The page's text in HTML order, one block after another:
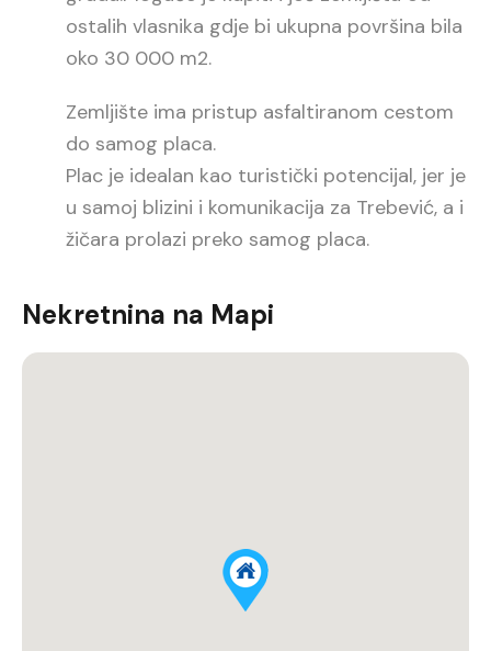
ostalih vlasnika gdje bi ukupna površina bila
oko 30 000 m2.
Zemljište ima pristup asfaltiranom cestom
do samog placa.
Plac je idealan kao turistički potencijal, jer je
u samoj blizini i komunikacija za Trebević, a i
žičara prolazi preko samog placa.
Nekretnina na Mapi